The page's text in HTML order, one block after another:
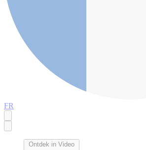
FR
Ontdek in Video